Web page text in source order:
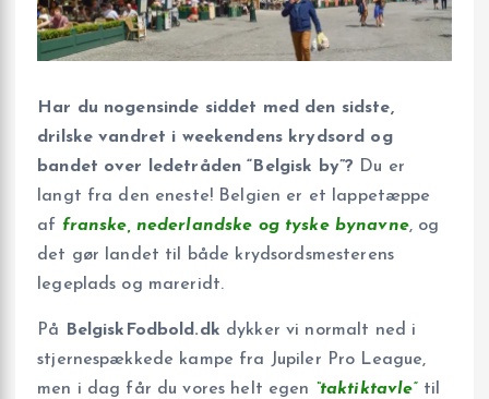
Har du nogensinde siddet med den sidste,
drilske vandret i weekendens krydsord og
bandet over ledetråden “Belgisk by”? Du er
langt fra den eneste! Belgien er et lappetæppe
af franske, nederlandske og tyske bynavne, og
det gør landet til både krydsords­mesterens
legeplads og mareridt.
På BelgiskFodbold.dk dykker vi normalt ned i
stjernespækkede kampe fra Jupiler Pro League,
men i dag får du vores helt egen “taktiktavle”til